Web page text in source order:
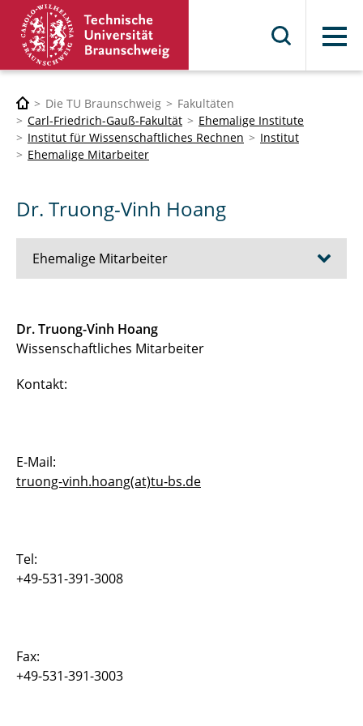
Menü
Die TU Braunschweig
Fakultäten
Carl-Friedrich-Gauß-Fakultät
Ehemalige Institute
Institut für Wissenschaftliches Rechnen
Institut
Ehemalige Mitarbeiter
Dr. Truong-Vinh Hoang
Ehemalige Mitarbeiter
Cong Uy Nguyen
Simona Dobrilla
Dr. Thorsten Grahs
Alexey Kiriyenko DV-Koordinator
Dr. Truong-Vinh Hoang
Wissenschaftliches Mitarbeiter
Kontakt:
E-Mail:
truong-vinh.hoang(at)tu-bs.de
Tel:
+49-531-391-3008
Fax:
+49-531-391-3003